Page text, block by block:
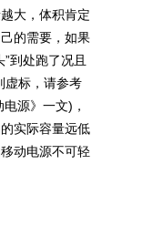
大，体积肯定
的需要，如果
到处跑了况且
虚标，请参考
源》一文)，
实际容量远低
动电源不可轻